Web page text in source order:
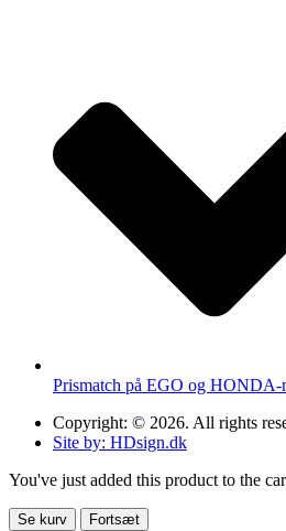
Prismatch på EGO og HONDA-
Copyright: © 2026. All rights
Site by: HDsign.dk
You've just added this product to the
Se kurv Fortsæt